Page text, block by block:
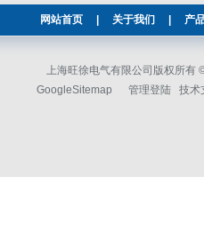
网站首页 关于我们 产
上海旺徐电气有限公司版权所有
GoogleSitemap
管理登陆 技术